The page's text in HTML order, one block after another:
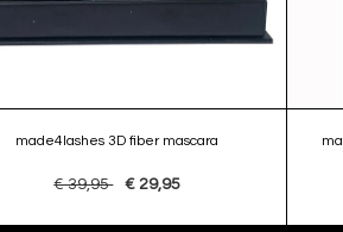
made4lashes 3D fiber mascara
€ 39,95 € 29,95